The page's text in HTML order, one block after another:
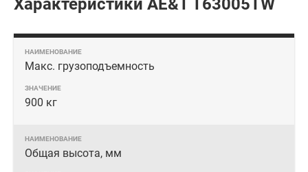
Характеристики AE&T T63005TW
Макс. грузоподъемность
900 кг
Общая высота, мм